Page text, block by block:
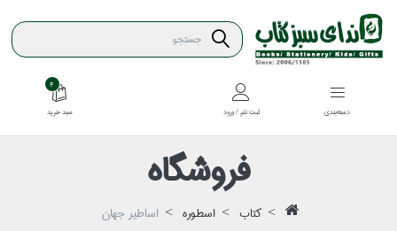
دسته‌بندي ثبت نام / ورود
4
سبد خريد
فروشگاه
كتاب اسطوره اساطير جهان